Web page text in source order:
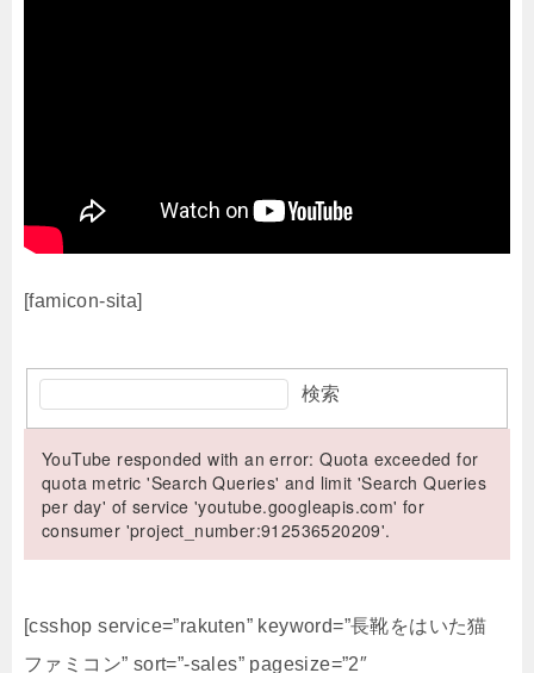
[famicon-sita]
検索
YouTube responded with an error: Quota exceeded for
quota metric 'Search Queries' and limit 'Search Queries
per day' of service 'youtube.googleapis.com' for
consumer 'project_number:912536520209'.
[csshop service=”rakuten” keyword=”長靴をはいた猫
ファミコン” sort=”-sales” pagesize=”2″